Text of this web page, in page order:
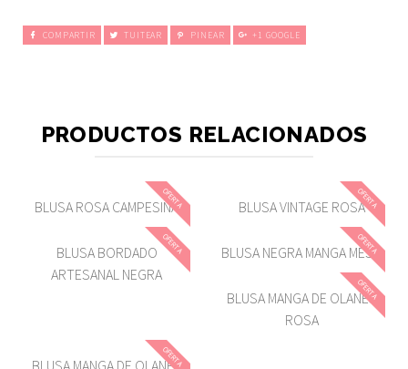
COMPARTIR TUITEAR PINEAR +1 GOOGLE
PRODUCTOS RELACIONADOS
OFERTA
BLUSA ROSA CAMPESINA OFERTA
BLUSA VINTAGE ROSA
OFERTA
BLUSA BORDADO
ARTESANAL NEGRA
OFERTA
BLUSA NEGRA MANGA MESH
OFERTA
BLUSA MANGA DE OLANES
ROSA
OFERTA